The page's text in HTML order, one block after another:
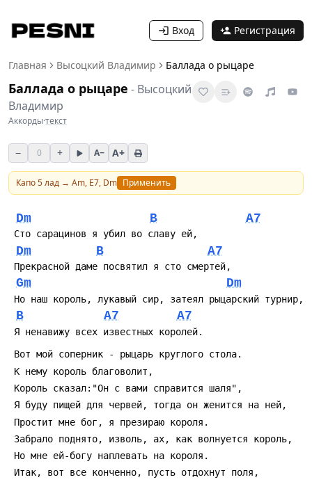
Вход Регистрация
Главная Высоцкий Владимир Баллада о рыцаре
Баллада о рыцаре - Высоцкий
Владимир
Аккорды·текст
− 0 + A− A+
Капо5лад → Am, E7, Dm Применить
Dm B A7
Dm B A7
Gm Dm
B A7 A7